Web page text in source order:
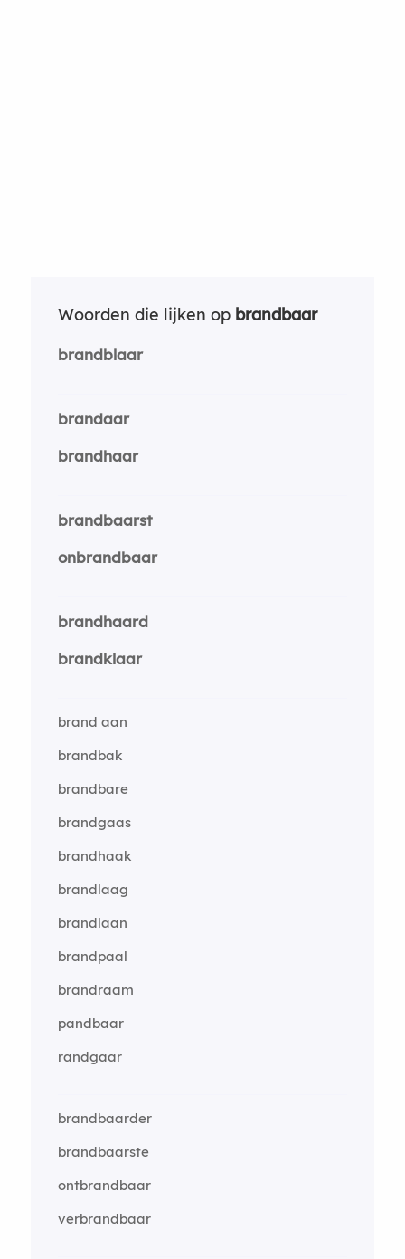
Woorden die lijken op brandbaar
brandblaar
brandaar
brandhaar
brandbaarst
onbrandbaar
brandhaard
brandklaar
brand aan
brandbak
brandbare
brandgaas
brandhaak
brandlaag
brandlaan
brandpaal
brandraam
pandbaar
randgaar
brandbaarder
brandbaarste
ontbrandbaar
verbrandbaar